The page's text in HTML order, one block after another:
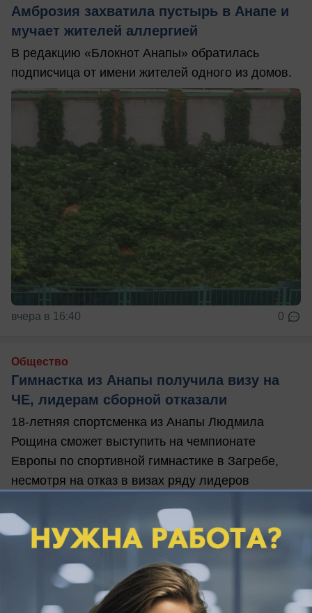
Амброзия захватила пустырь в Анапе и
мучает жителей аллергией
В редакцию «Блокнот Анапы» обратилась
подписчица от имени жителей одного из домов.
вчера в 16:40 0
Общество
Гимнастка из Анапы получила визу на
ЧЕ, лидерам сборной отказали
18-летняя спортсменка из Анапы Людмила
Рощина сможет выступить на чемпионате
Европы по спортивной гимнастике в Загребе,
несмотря на отказ в визах ряду лидеров